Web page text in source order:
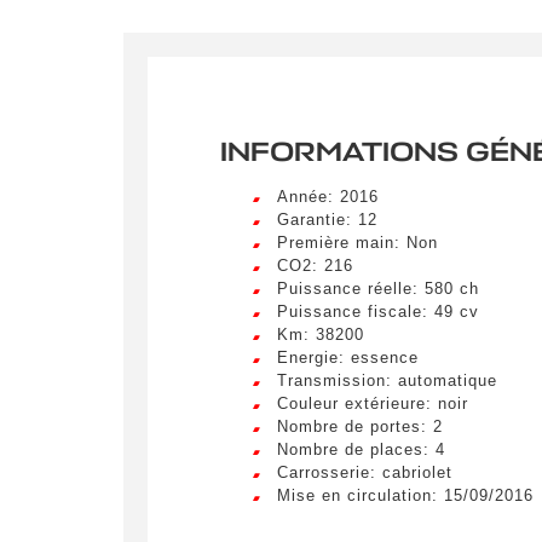
véhicule
Lorem
Lorem
Lorem
INFORMATIONS
Année: 2016
Garantie: 12
Première main: Non
CO2: 216
Puissance réelle: 580 ch
Puissance fiscale: 49 cv
Km: 38200
Energie: essence
Transmission: automatique
Couleur extérieure: noir
Nombre de portes: 2
Nombre de places: 4
Carrosserie: cabriolet
Mise en circulation: 15/09/2016